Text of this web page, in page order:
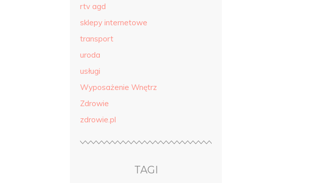
rtv agd
sklepy internetowe
transport
uroda
usługi
Wyposażenie Wnętrz
Zdrowie
zdrowie.pl
TAGI